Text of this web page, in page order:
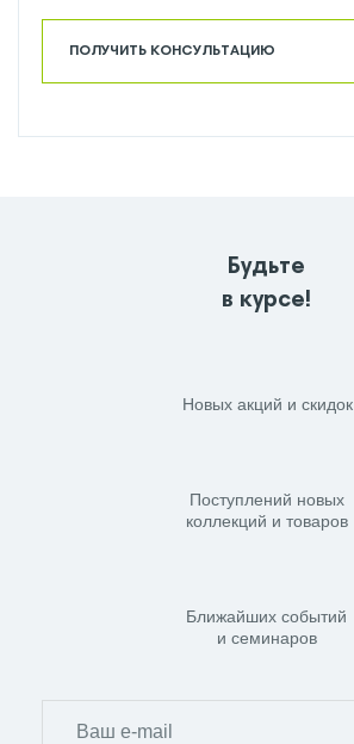
ПОЛУЧИТЬ КОНСУЛЬТАЦИЮ
Будьте
в курсе!
Новых акций и скидок
Поступлений новых
коллекций и товаров
Ближайших событий
и семинаров